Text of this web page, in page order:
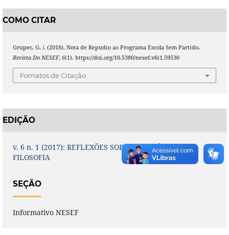
COMO CITAR
Grupec, G. /. (2018). Nota de Repudio ao Programa Escola Sem Partido.
Revista Do NESEF, 6(1). https://doi.org/10.5380/nesef.v6i1.59530
Fomatos de Citação
EDIÇÃO
v. 6 n. 1 (2017): REFLEXÕES SOBRE A DOCÊNCIA DE
FILOSOFIA
SEÇÃO
Informativo NESEF